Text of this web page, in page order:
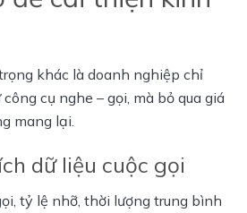
khác là doanh nghiệp chỉ
cụ nghe – gọi, mà bỏ qua giá
mang lại.
dữ liệu cuộc gọi
tỷ lệ nhỡ, thời lượng trung bình